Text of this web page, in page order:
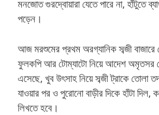
মনজোত গুরদ্বোয়ারা যেতে পারে না, হাঁটুতে
পড়েন।
আজ মরশুমের প্রথম অরগ্যানিক সব্জী বাজারে
ফুলকপি আর টোম্যাটো নিয়ে আদেশ অমৃতসর
এসেছে, খুব উৎসাহ নিয়ে সব্জী ট্রাকে তোলা
যাওয়ার পর ও পুরোনো বাড়ীর দিকে হাঁটা
লিখতে হবে।